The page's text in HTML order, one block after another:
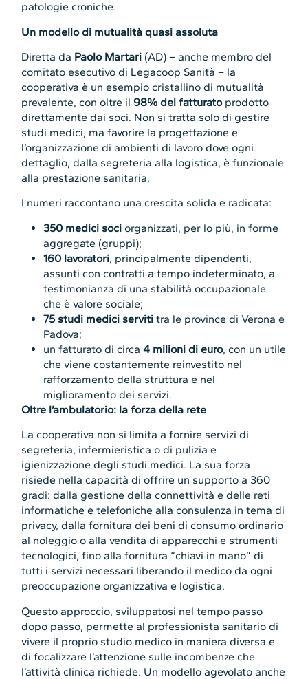
patologie croniche.
Un modello di mutualità quasi assoluta
Diretta da Paolo Martari (AD) – anche membro del
comitato esecutivo di Legacoop Sanità – la
cooperativa è un esempio cristallino di mutualità
prevalente, con oltre il98% del fatturatoprodotto
direttamente dai soci. Non si tratta solo di gestire
studi medici, ma favorire la progettazione e
l’organizzazione di ambienti di lavoro dove ogni
dettaglio, dalla segreteria alla logistica, è funzionale
alla prestazione sanitaria.
I numeri raccontano una crescita solida e radicata:
350 medici soci organizzati, per lo più, in forme
aggregate (gruppi);
160 lavoratori, principalmente dipendenti,
assunti con contratti a tempo indeterminato, a
testimonianza di una stabilità occupazionale
che è valore sociale;
75 studi medici serviti tra le province di Verona e
Padova;
un fatturato di circa4 milioni di euro, con un utile
che viene costantemente reinvestito nel
rafforzamento della struttura e nel
miglioramento dei servizi.
Oltre l’ambulatorio: la forza della rete
La cooperativa non si limita a fornire servizi di
segreteria, infermieristica o di pulizia e
igienizzazione degli studi medici. La sua forza
risiede nella capacità di offrire un supporto a 360
gradi: dalla gestione della connettività e delle reti
informatiche e telefoniche alla consulenza in tema di
privacy, dalla fornitura dei beni di consumo ordinario
al noleggio o alla vendita di apparecchi e strumenti
tecnologici, fino alla fornitura “chiavi in mano” di
tutti i servizi necessari liberando il medico da ogni
preoccupazione organizzativa e logistica.
Questo approccio, sviluppatosi nel tempo passo
dopo passo, permette al professionista sanitario di
vivere il proprio studio medico in maniera diversa e
di focalizzare l’attenzione sulle incombenze che
l’attività clinica richiede. Un modello agevolato anche